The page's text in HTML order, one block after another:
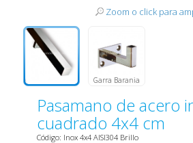
Zoom o click para
Garra Barania
Pasamano de acero
cuadrado 4x4 cm
Código: Inox 4x4 AISI304 Brillo